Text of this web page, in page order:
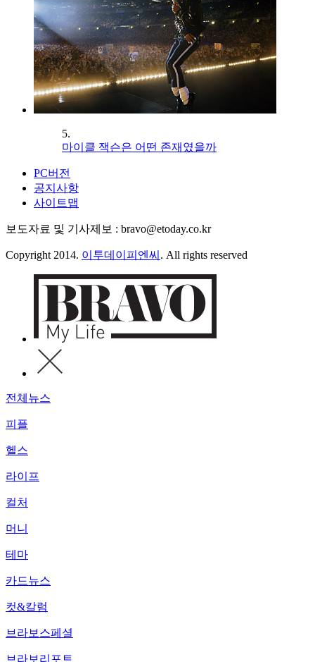
5.
마이클 잭슨은 어떤 존재였을까
PC버전
공지사항
사이트맵
보도자료 및 기사제보 : bravo@etoday.co.kr
Copyright 2014. 이투데이피엔씨 . All rights reserved
전체뉴스
피플
헬스
라이프
컬처
머니
테마
카드뉴스
컷&칼럼
브라보스페셜
브라보리포트